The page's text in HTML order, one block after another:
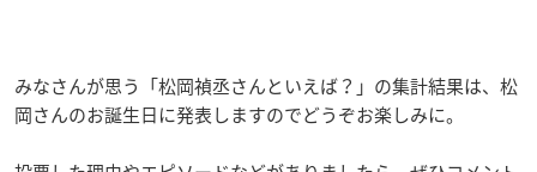
みなさんが思う「松岡禎丞さんといえば？」の集計結果は、松
岡さんのお誕生日に発表しますのでどうぞお楽しみに。